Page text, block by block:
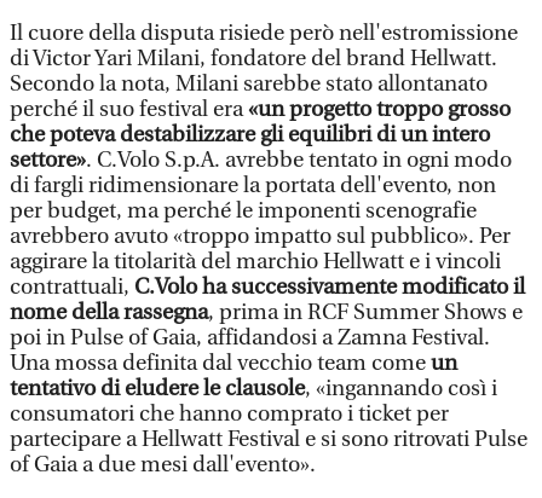
Il cuore della disputa risiede però nell'estromissione
di Victor Yari Milani, fondatore del brand Hellwatt.
Secondo la nota, Milani sarebbe stato allontanato
perché il suo festival era«un progetto troppo grosso
che poteva destabilizzare gli equilibri di un intero
settore». C.Volo S.p.A. avrebbe tentato in ogni modo
di fargli ridimensionare la portata dell'evento, non
per budget, ma perché le imponenti scenografie
avrebbero avuto «troppo impatto sul pubblico». Per
aggirare la titolarità del marchio Hellwatt e i vincoli
contrattuali, C.Volo ha successivamente modificato il
nome della rassegna, prima in RCF Summer Shows e
poi in Pulse of Gaia, affidandosi a Zamna Festival.
Una mossa definita dal vecchio team comeun
tentativo di eludere le clausole, «ingannando così i
consumatori che hanno comprato i ticket per
partecipare a Hellwatt Festival e si sono ritrovati Pulse
of Gaia a due mesi dall'evento».